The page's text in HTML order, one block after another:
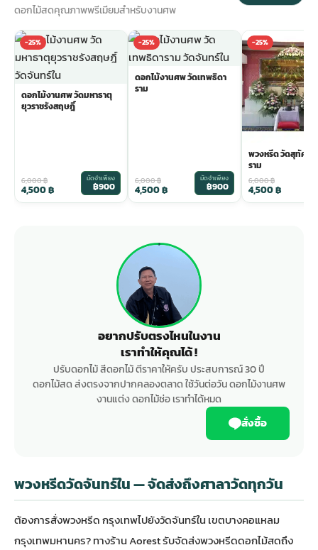
ดอกไม้สดคุณภาพพรีเมียมสำหรับงานศพ
-25%
ดอกไม้งานศพ วัดมหาธาตุ
ยุวราชรังสฤษฎิ์
6,000฿
4,500฿
มัดจำเพียง
฿900
-25%
ดอกไม้งานศพ วัดเทพธิดา
ราม
6,000฿
4,500฿
มัดจำเพียง
฿900
-25%
พวงหรีด วัดสุทัศนเ
ราม
6,000฿
4,500฿
อยากปรับตรงไหนในงาน
เราทำให้คุณได้ !
ปรับดอกไม้ สีดอกไม้ ตีราคาให้ครับ ประสบการณ์ 30 ปี
ดอกไม้สด ส่งตรงจากปากคลองตลาด ใช้วันต่อวัน ดอกไม้งานศพ
งานแต่ง ดอกไม้ช่อ เราทำได้หมด
สั่งซื้อ
พวงหรีดวัดจันทร์ใน — จัดส่งถึงศาลาวัดทุกวัน
ต้องการสั่งพวงหรีด กรุงเทพไปยังวัดจันทร์ใน เขตบางคอแหลม
กรุงเทพมหานคร? ทางร้าน Aorest รับจัดส่งพวงหรีดดอกไม้สดถึง